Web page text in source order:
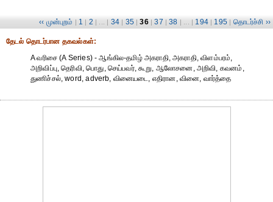
‹‹ முன்புறம் | 1 | 2 | ... | 34 | 35 | 36 | 37 | 38 | ... | 194 | 195 | தொடர்ச்சி ››
தேட‌ல் தொட‌ர்பான தகவ‌ல்க‌ள்:
A வரிசை (A Series) - ஆங்கில-தமிழ் அகராதி, அகராதி, விளம்பரம்,
அறிவிப்பு, தெரிவி, பொது, செய்பவர், கூறு, ஆலோசனை, அறிவி, கவனம்,
துணிச்சல், word, adverb, வினையடை, எதிரான, வினை, வார்த்தை